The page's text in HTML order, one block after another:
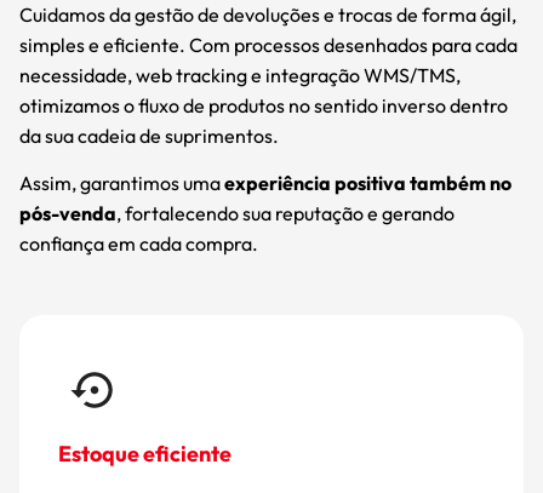
Cuidamos da gestão de devoluções e trocas de forma ágil,
simples e eficiente. Com processos desenhados para cada
necessidade, web tracking e integração WMS/TMS,
otimizamos o fluxo de produtos no sentido inverso dentro
da sua cadeia de suprimentos.
Assim, garantimos umaexperiência positiva também no
pós-venda, fortalecendo sua reputação e gerando
confiança em cada compra.
Ideal para e-commerce,